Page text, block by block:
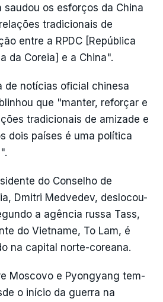
saudou os esforços da China
tradicionais de
entre a RPDC [República
da Coreia] e a China".
de notícias oficial chinesa
que "manter, reforçar e
tradicionais de amizade e
dois países é uma política
do Conselho de
Dmitri Medvedev, deslocou-
a agência russa Tass,
do Vietname, To Lam, é
na capital norte-coreana.
Moscovo e Pyongyang tem-
o início da guerra na